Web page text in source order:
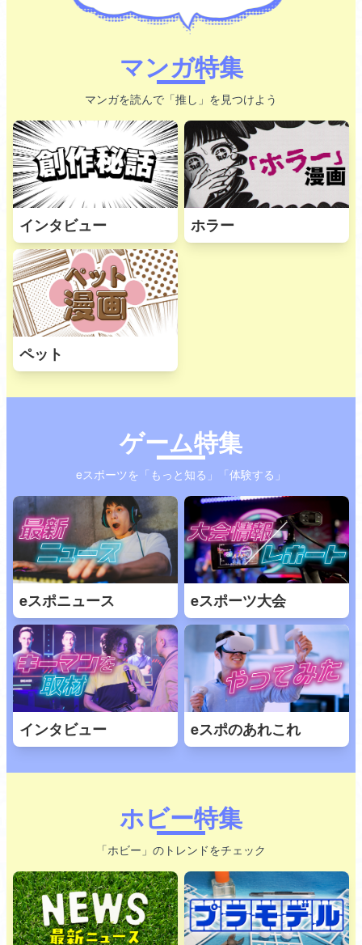
マンガ特集
マンガを読んで「推し」を見つけよう
インタビュー ホラー
ペット
ゲーム特集
eスポーツを「もっと知る」「体験する」
eスポニュース eスポーツ大会
インタビュー eスポのあれこれ
ホビー特集
「ホビー」のトレンドをチェック